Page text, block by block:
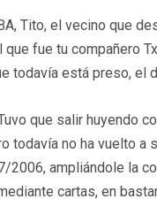
Tito, el vecino que
fue tu compañero
todavía está preso, el
que salir huyendo
todavía no ha vuelto a
ampliándole la
cartas, en